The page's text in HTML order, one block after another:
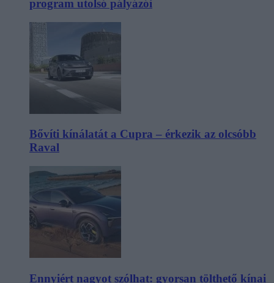
program utolsó pályázói
Bővíti kínálatát a Cupra – érkezik az olcsóbb
Raval
Ennyiért nagyot szólhat: gyorsan tölthető kínai